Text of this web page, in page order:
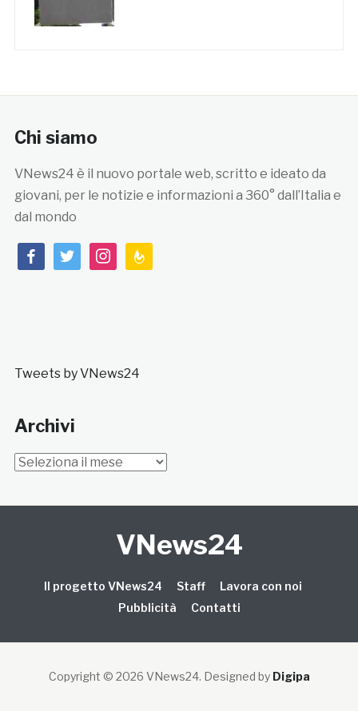
Chi siamo
VNews24 è il nuovo portale web, scritto e ideato da
giovani, per le notizie e informazioni a 360° dall’Italia e
dal mondo
facebooktwitterinstagramfeedburner
Tweets by VNews24
Archivi
Archivi
VNews24
Il progetto VNews24 Staff
Lavora con noi
Pubblicità
Contatti
Copyright © 2026 VNews24. Designed by Digipa